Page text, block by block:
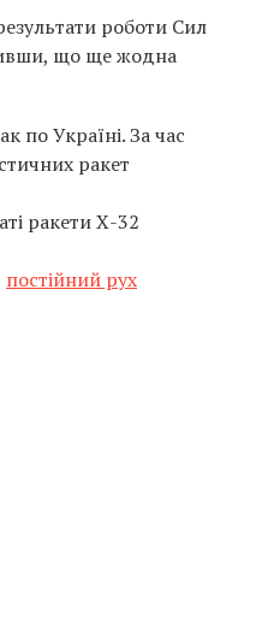
роботи Сил
що ще жодна
по Україні. За час
ракет
ракети Х-32
постійний рух